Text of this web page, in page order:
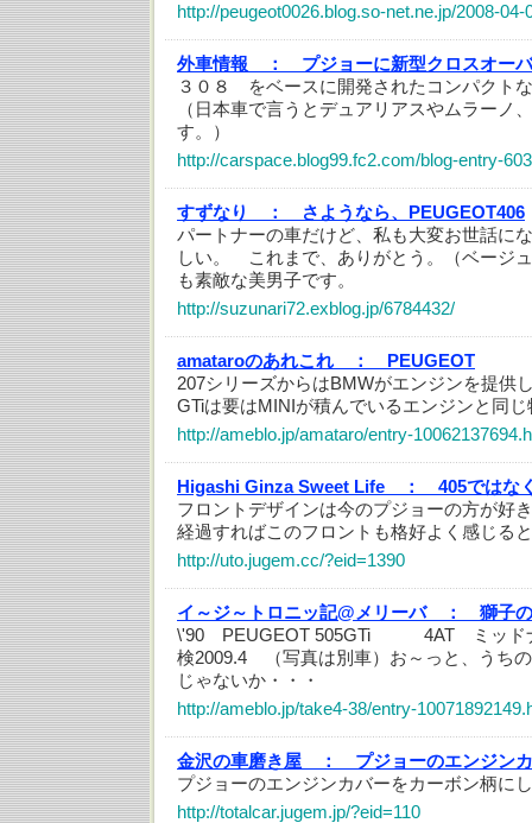
http://peugeot0026.blog.so-net.ne.jp/2008-04-
外車情報 ：
プジョーに新型クロスオー
３０８ をベースに開発されたコンパクト
（日本車で言うとデュアリアスやムラーノ
す。）
http://carspace.blog99.fc2.com/blog-entry-
すずなり ：
さようなら、PEUGEOT406
パートナーの車だけど、私も大変お世話に
しい。 これまで、ありがとう。（ベージ
も素敵な美男子です。
http://suzunari72.exblog.jp/6784432/
amataroのあれこれ ：
PEUGEOT
207シリーズからはBMWがエンジンを提供
GTiは要はMINIが積んでいるエンジンと同
http://ameblo.jp/amataro/entry-
Higashi Ginza Sweet Life ：
405ではな
フロントデザインは今のプジョーの方が好
経過すればこのフロントも格好よく感じる
http://uto.jugem.cc/?eid=1390
イ～ジ～トロニッ記@メリーバ ：
獅子
\'90 PEUGEOT 505GTi 4AT ミッド
検2009.4 （写真は別車）お～っと、うち
じゃないか・・・
http://ameblo.jp/take4-38/entry-
金沢の車磨き屋 ：
プジョーのエンジン
プジョーのエンジンカバーをカーボン柄に
http://totalcar.jugem.jp/?eid=110